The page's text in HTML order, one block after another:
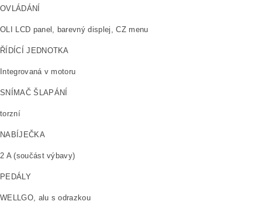
OVLÁDÁNÍ
OLI LCD panel, barevný displej, CZ menu
ŘÍDÍCÍ JEDNOTKA
Integrovaná v motoru
SNÍMAČ ŠLAPÁNÍ
torzní
NABÍJEČKA
2 A (součást výbavy)
PEDÁLY
WELLGO, alu s odrazkou